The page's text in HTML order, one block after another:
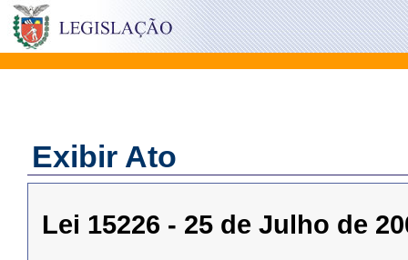
Exibir Ato
Lei 15226 - 25 de Julho de